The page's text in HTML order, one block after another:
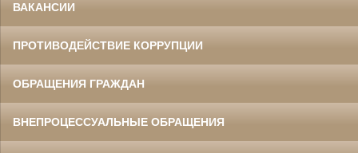
ВАКАНСИИ
ПРОТИВОДЕЙСТВИЕ КОРРУПЦИИ
ОБРАЩЕНИЯ ГРАЖДАН
ВНЕПРОЦЕССУАЛЬНЫЕ ОБРАЩЕНИЯ